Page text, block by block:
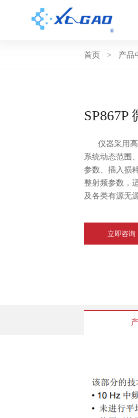
首页 > 产品
SP867P
仪器采用
系统动态范围
参数、插入损
整射频参数，
及各类有源无
立即咨询
SP867P微波网